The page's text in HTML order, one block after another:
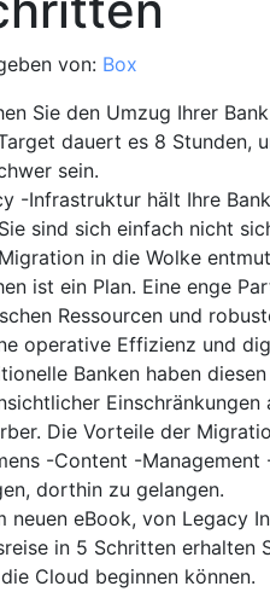
von: Box
Sie den Umzug Ihrer
dauert es 8 Stunden,
sein.
-Infrastruktur hält Ihre
sind sich einfach nicht
in die Wolke
ist ein Plan. Eine enge
Ressourcen und
operative Effizienz und
Banken haben
Die Vorteile der
-Content -
dorthin zu gelangen.
neuen eBook, von Legacy
in 5 Schritten erhalten
Cloud beginnen können.